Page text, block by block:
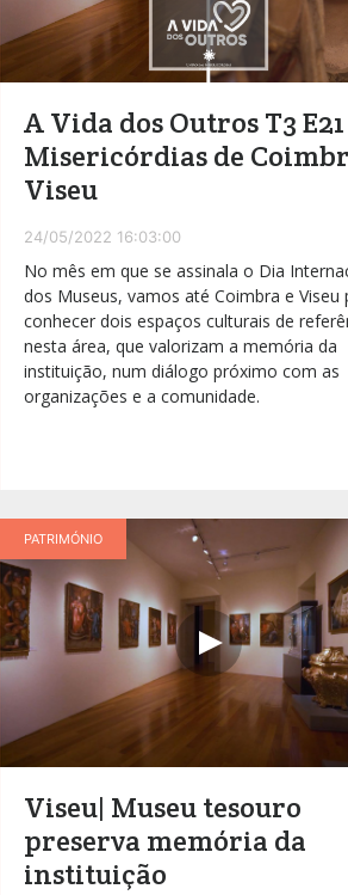
A Vida dos Outros T3 E21
Misericórdias de
Viseu
24/05/2022 16:03:00
No mês em que se assinala o Dia
dos Museus, vamos até Coimbra e Viseu
conhecer dois espaços culturais de
nesta área, que valorizam a memória da
instituição, num diálogo próximo com as
organizações e a comunidade.
PATRIMÓNIO
Viseu| Museu tesouro
preserva memória da
instituição